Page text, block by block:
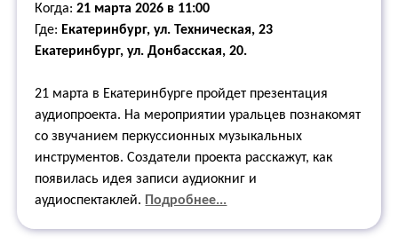
Когда: 21 марта 2026 в 11:00
Где: Екатеринбург, ул. Техническая, 23
Екатеринбург, ул. Донбасская, 20.
21 марта в Екатеринбурге пройдет презентация
аудиопроекта. На мероприятии уральцев познакомят
со звучанием перкуссионных музыкальных
инструментов. Создатели проекта расскажут, как
появилась идея записи аудиокниг и
аудиоспектаклей. Подробнее...